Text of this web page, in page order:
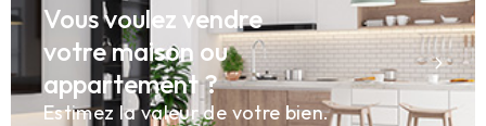
Vous voulez vendre
votre maison ou
appartement ?
Estimez la valeur de votre bien.